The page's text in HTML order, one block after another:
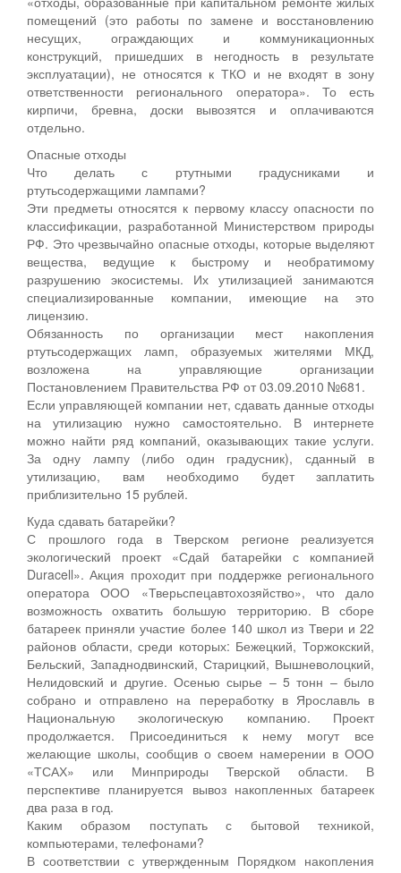
помещений (это работы по замене и восстановлению
несущих, ограждающих и коммуникационных
конструкций, пришедших в негодность в результате
эксплуатации), не относятся к ТКО и не входят в зону
ответственности регионального оператора». То есть
кирпичи, бревна, доски вывозятся и оплачиваются
отдельно.
Опасные отходы
Что делать с ртутными градусниками и
ртутьсодержащими лампами?
Эти предметы относятся к первому классу опасности по
классификации, разработанной Министерством природы
РФ. Это чрезвычайно опасные отходы, которые выделяют
вещества, ведущие к быстрому и необратимому
разрушению экосистемы. Их утилизацией занимаются
специализированные компании, имеющие на это
лицензию.
Обязанность по организации мест накопления
ртутьсодержащих ламп, образуемых жителями МКД,
возложена на управляющие организации
Постановлением Правительства РФ от 03.09.2010 №681.
Если управляющей компании нет, сдавать данные отходы
на утилизацию нужно самостоятельно. В интернете
можно найти ряд компаний, оказывающих такие услуги.
За одну лампу (либо один градусник), сданный в
утилизацию, вам необходимо будет заплатить
приблизительно 15 рублей.
Куда сдавать батарейки?
С прошлого года в Тверском регионе реализуется
экологический проект «Сдай батарейки с компанией
Duracell». Акция проходит при поддержке регионального
оператора ООО «Тверьспецавтохозяйство», что дало
возможность охватить большую территорию. В сборе
батареек приняли участие более 140 школ из Твери и 22
районов области, среди которых: Бежецкий, Торжокский,
Бельский, Западнодвинский, Старицкий, Вышневолоцкий,
Нелидовский и другие. Осенью сырье – 5 тонн – было
собрано и отправлено на переработку в Ярославль в
Национальную экологическую компанию. Проект
продолжается. Присоединиться к нему могут все
желающие школы, сообщив о своем намерении в ООО
«ТСАХ» или Минприроды Тверской области. В
перспективе планируется вывоз накопленных батареек
два раза в год.
Каким образом поступать с бытовой техникой,
компьютерами, телефонами?
В соответствии с утвержденным Порядком накопления